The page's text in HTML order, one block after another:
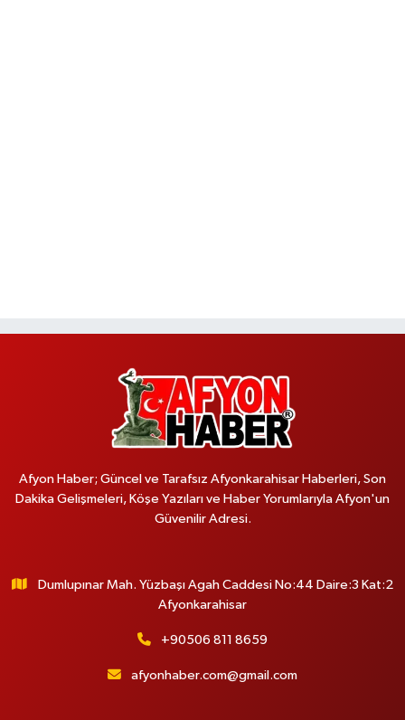
Afyon Haber; Güncel ve Tarafsız Afyonkarahisar Haberleri, Son
Dakika Gelişmeleri, Köşe Yazıları ve Haber Yorumlarıyla Afyon'un
Güvenilir Adresi.
Dumlupınar Mah. Yüzbaşı Agah Caddesi No:44 Daire:3 Kat:2
Afyonkarahisar
+90506 811 8659
afyonhaber.com@gmail.com